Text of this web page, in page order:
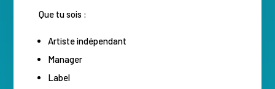
Que tu sois :
Artiste indépendant
Manager
Label